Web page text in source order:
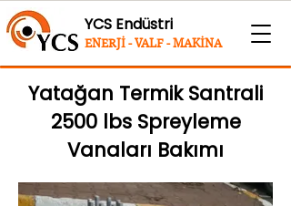
YCS Endüstri
ENERJİ - VALF - MAKİNA
Yatağan Termik Santrali
2500 lbs Spreyleme
Vanaları Bakımı